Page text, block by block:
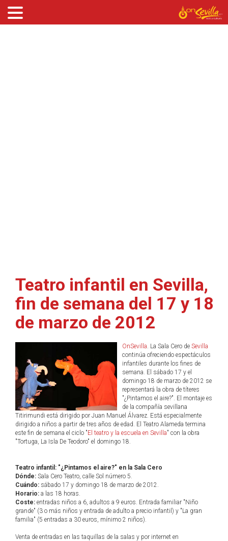
Teatro infantil en Sevilla,
fin de semana del 17 y 18
de marzo de 2012
OnSevilla. La Sala Cero de Sevilla
continúa ofreciendo espectáculos
infantiles durante los fines de
semana. El sábado 17 y el
domingo 18 de marzo de 2012 se
representará la obra de títeres
"¿Pintamos el aire?". El montaje es
de la compañía sevillana
Titirimundi está dirigido por Juan Manuel Álvarez. Está especialmente
dirigido a niños a partir de tres años de edad. El Teatro Alameda termina
este fin de semana el ciclo "El teatro y la escuela en Sevilla" con la obra
"Tortuga, La Isla De Teodoro" el domingo 18.
Teatro infantil: "¿Pintamos el aire?" en la Sala Cero
Dónde: Sala Cero Teatro, calle Sol número 5.
Cuándo: sábado 17 y domingo 18 de marzo de 2012.
Horario: a las 18 horas.
Coste: entradas niños a 6, adultos a 9 euros. Entrada familiar "Niño
grande" (3 o más niños y entrada de adulto a precio infantil) y "La gran
familia" (5 entradas a 30 euros, mínimo 2 niños).
Venta de entradas en las taquillas de la salas y por internet en